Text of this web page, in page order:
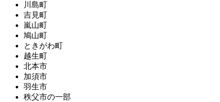
川島町
吉見町
嵐山町
鳩山町
ときがわ町
越生町
北本市
加須市
羽生市
秩父市の一部